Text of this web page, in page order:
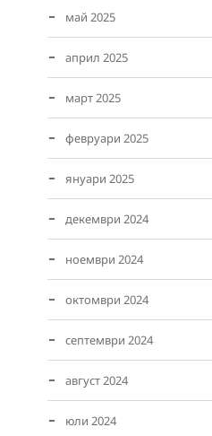
май 2025
април 2025
март 2025
февруари 2025
януари 2025
декември 2024
ноември 2024
октомври 2024
септември 2024
август 2024
юли 2024